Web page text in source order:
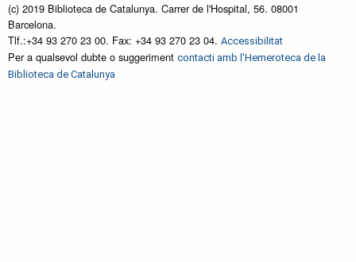
(c) 2019 Biblioteca de Catalunya. Carrer de l'Hospital, 56. 08001
Barcelona.
Tlf.:+34 93 270 23 00. Fax: +34 93 270 23 04. Accessibilitat
Per a qualsevol dubte o suggeriment contacti amb l'Hemeroteca de la
Biblioteca de Catalunya